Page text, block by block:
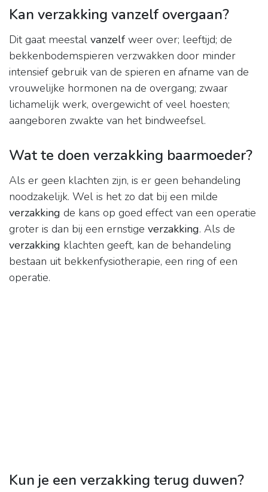
Kan verzakking vanzelf overgaan?
Dit gaat meestal vanzelf weer over; leeftijd; de
bekkenbodemspieren verzwakken door minder
intensief gebruik van de spieren en afname van de
vrouwelijke hormonen na de overgang; zwaar
lichamelijk werk, overgewicht of veel hoesten;
aangeboren zwakte van het bindweefsel.
Wat te doen verzakking baarmoeder?
Als er geen klachten zijn, is er geen behandeling
noodzakelijk. Wel is het zo dat bij een milde
verzakking de kans op goed effect van een operatie
groter is dan bij een ernstige verzakking. Als de
verzakking klachten geeft, kan de behandeling
bestaan uit bekkenfysiotherapie, een ring of een
operatie.
Kun je een verzakking terug duwen?